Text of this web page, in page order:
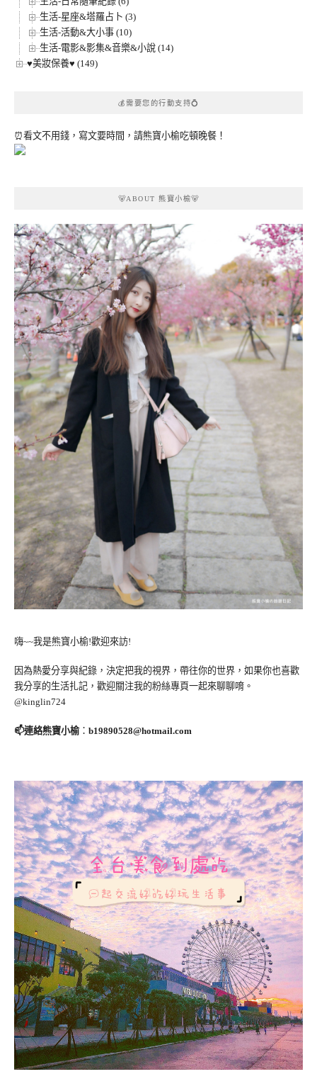
生活-星座&塔羅占卜 (3)
生活-活動&大小事 (10)
生活-電影&影集&音樂&小說 (14)
♥美妝保養♥ (149)
💰需要您的行動支持💍
⏰看文不用錢，寫文要時間，請熊寶小榆吃頓晚餐！
🐻ABOUT 熊寶小榆🐻
嗨~~我是熊寶小榆!歡迎來訪!
因為熱愛分享與紀錄，決定把我的視界，帶往你的世界，如果你也喜歡
我分享的生活扎記，歡迎關注我的粉絲專頁一起來聊聊唷。
@kinglin724
📫連絡熊寶小榆： b19890528@hotmail.com